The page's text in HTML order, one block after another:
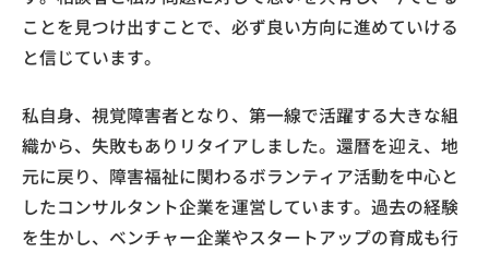
ことを見つけ出すことで、必ず良い方向に進めていける
と信じています。
私自身、視覚障害者となり、第一線で活躍する大きな組
織から、失敗もありリタイアしました。還暦を迎え、地
元に戻り、障害福祉に関わるボランティア活動を中心と
したコンサルタント企業を運営しています。過去の経験
を生かし、ベンチャー企業やスタートアップの育成も行